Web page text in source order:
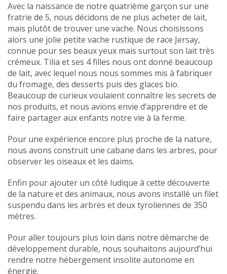
Avec la naissance de notre quatrième garçon sur une
fratrie de 5, nous décidons de ne plus acheter de lait,
mais plutôt de trouver une vache. Nous choisissons
alors une jolie petite vache rustique de race Jersay,
connue pour ses beaux yeux mais surtout son lait très
crémeux. Tilia et ses 4 filles nous ont donné beaucoup
de lait, avec lequel nous nous sommes mis à fabriquer
du fromage, des desserts puis des glaces bio.
Beaucoup de curieux voulaient connaître les secrets de
nos produits, et nous avions envie d’apprendre et de
faire partager aux enfants notre vie à la ferme.
Pour une expérience encore plus proche de la nature,
nous avons construit une cabane dans les arbres, pour
observer les oiseaux et les daims.
Enfin pour ajouter un côté ludique à cette découverte
de la nature et des animaux, nous avons installé un filet
suspendu dans les arbres et deux tyroliennes de 350
mètres.
Pour aller toujours plus loin dans notre démarche de
développement durable, nous souhaitons aujourd’hui
rendre notre hébergement insolite autonome en
énergie.